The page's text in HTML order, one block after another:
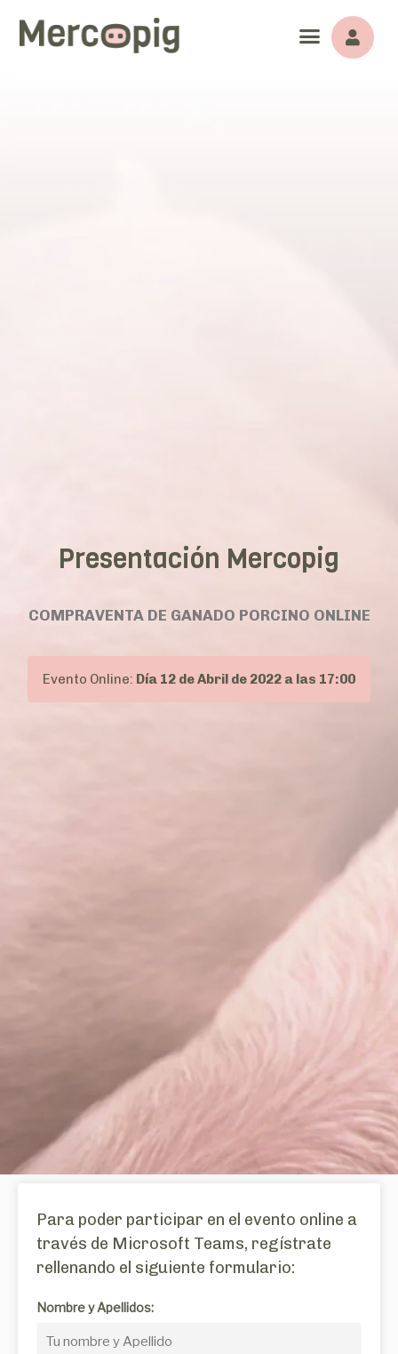
Presentación Mercopig
COMPRAVENTA DE GANADO PORCINO ONLINE
Evento Online: Día 12 de Abril de 2022 a las 17:00
Para poder participar en el evento online a
través de Microsoft Teams, regístrate
rellenando el siguiente formulario:
Nombre y Apellidos: